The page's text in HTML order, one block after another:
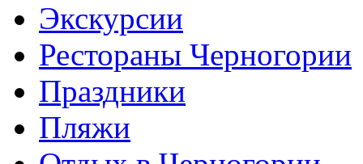
Экскурсии
Рестораны Черногории
Праздники
Пляжи